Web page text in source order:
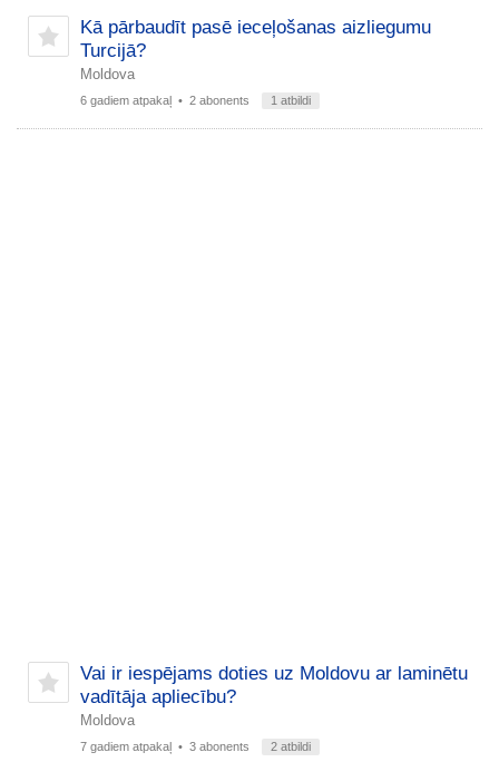
Kā pārbaudīt pasē ieceļošanas aizliegumu
Turcijā?
Moldova
6 gadiem atpakaļ • 2 abonents 1 atbildi
Vai ir iespējams doties uz Moldovu ar laminētu
vadītāja apliecību?
Moldova
7 gadiem atpakaļ • 3 abonents 2 atbildi